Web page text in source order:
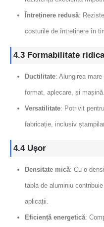
Întreținere redusă:
costurile de întreținere în
4.3 Formabilitate
Ductilitate: Alungirea
format, aplecare, și mașină.
Versatilitate: Potrivit
fabricație, inclusiv
4.4 Ușor
Densitate mică: Cu o
tabla de aluminiu
aplicații.
Eficiență energetică: